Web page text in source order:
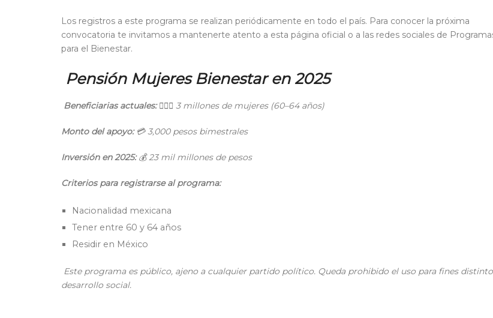
Los registros a este programa se realizan periódicamente en todo el país. Para conocer la próxima
convocatoria te invitamos a mantenerte atento a esta página oficial o a las redes sociales de
para el Bienestar.
Pensión Mujeres Bienestar en 2025
Beneficiarias actuales:👱🏽‍♀️ 3 millones de mujeres (60–64 años)
Monto del apoyo: 💳3,000 pesos bimestrales
Inversión en 2025:💰23 mil millones de pesos
Criterios para registrarse al programa:
Nacionalidad mexicana
Tener entre 60 y 64 años
Residir en México
Este programa es público, ajeno a cualquier partido político. Queda prohibido el uso para fines
desarrollo social.